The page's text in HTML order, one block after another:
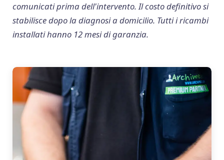
comunicati prima dell'intervento. Il costo definitivo si
stabilisce dopo la diagnosi a domicilio. Tutti i ricambi
installati hanno 12 mesi di garanzia.